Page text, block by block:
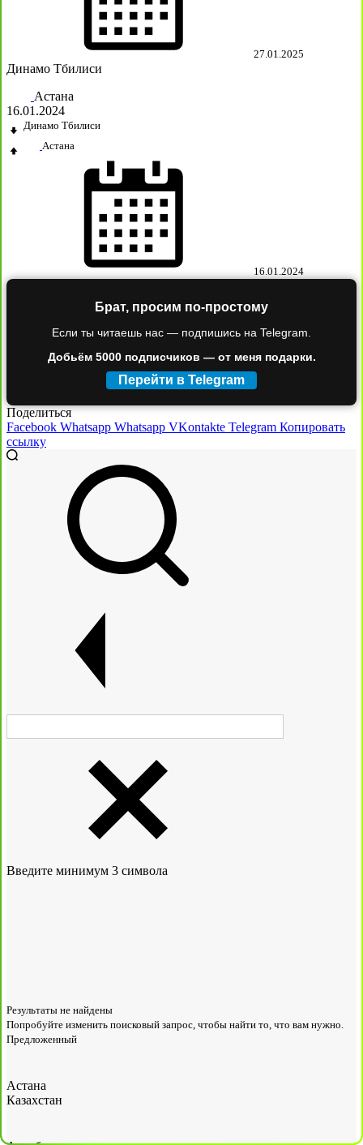
27.01.2025
Динамо Тбилиси
Астана
16.01.2024
Динамо Тбилиси
Астана
16.01.2024
Брат, просим по-простому
Если ты читаешь нас — подпишись на Telegram.
Добьём 5000 подписчиков — от меня подарки.
Перейти в Telegram
Поделиться
Facebook Whatsapp Whatsapp VKontakte Telegram Копировать
ссылку
Введите минимум 3 символа
Результаты не найдены
Попробуйте изменить поисковый запрос, чтобы найти то, что вам нужно.
Предложенный
Астана
Казахстан